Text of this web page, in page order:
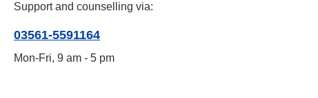
Support and counselling via:
03561-5591164
Mon-Fri, 9 am - 5 pm